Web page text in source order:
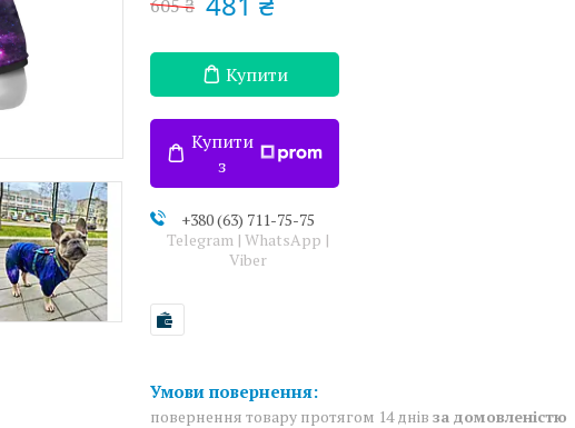
605 ₴
Купити
Купити
з
+380 (63) 711-75-75
Telegram | WhatsApp |
Viber
повернення товару протягом 14 днів за домовленістю